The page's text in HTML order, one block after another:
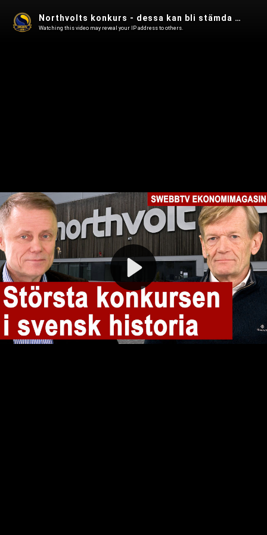
Play
Northvolts konkurs - dessa kan bli stämda och räntesänkning 8e maj i Ekonomimagasin 49
Watching this video may reveal your IP address to others.